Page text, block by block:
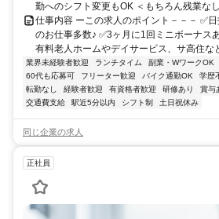
勤へのシフト変更もOK ＜もちろん残業な
仕事内容 ーこの求人のポイント－－－ ✅
のお仕事多数♪ ✅3ヶ月に1回ミニボーナス
有料老人ホームやデイサービス、サ高住な
業界未経験者歓迎 ランチタイム 副業・WワークOK
60代も応募可
フリーター歓迎 バイク通勤OK 学歴
転勤なし
経験者歓迎 有資格者歓迎 研修あり 賞与
交通費支給
駅近5分以内 シフト制 土日祝休み
同じ企業の求人
正社員